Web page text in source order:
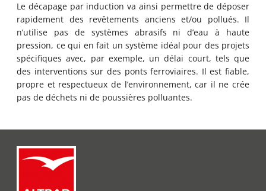
Le décapage par induction va ainsi permettre de déposer
rapidement des revêtements anciens et/ou pollués. Il
n’utilise pas de systèmes abrasifs ni d’eau à haute
pression, ce qui en fait un système idéal pour des projets
spécifiques avec, par exemple, un délai court, tels que
des interventions sur des ponts ferroviaires. Il est fiable,
propre et respectueux de l’environnement, car il ne crée
pas de déchets ni de poussières polluantes.